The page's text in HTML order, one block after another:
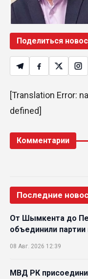
Поделиться
[Translation Error:
defined]
Комментарии
Последние
От Шымкента до
объединили
08 Авг. 2026 12:39
МВД РК